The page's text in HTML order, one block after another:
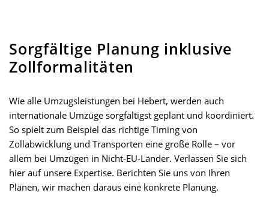
Sorgfältige Planung inklusive
Zollformalitäten
Wie alle Umzugsleistungen bei Hebert, werden auch
internationale Umzüge sorgfältigst geplant und koordiniert.
So spielt zum Beispiel das richtige Timing von
Zollabwicklung und Transporten eine große Rolle – vor
allem bei Umzügen in Nicht-EU-Länder. Verlassen Sie sich
hier auf unsere Expertise. Berichten Sie uns von Ihren
Plänen, wir machen daraus eine konkrete Planung.